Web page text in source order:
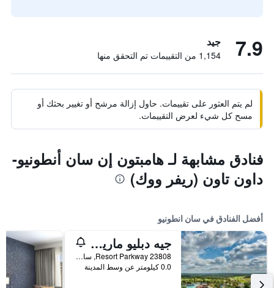
7.9 جيد
1,154 من التقييمات تم التحقق منها
لم يتم العثور على تقييمات. حاول إزالة مرشح أو تغيير بحثك أو
مسح كل شيء لعرض التقييمات.
فنادق مشابهة لـ هامبتون إن سان أنطونيو-
داون تاون (ريفر ووك)
أفضل الفنادق في سان انطونيو
جيه دبليو ماريوت سان أنطونيو هيل
23808 Resort Parkway, سان انطونيو, TX, الولايات المتحدة الأميريكية
0.0 كيلومتر عن وسط المدينة